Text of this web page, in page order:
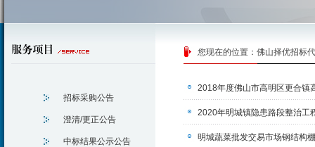
2018年度佛山市高明区更合镇
2020年明城镇隐患路段整治工
明城蔬菜批发交易市场钢结构
您现在的位置： 佛山择优招标
招标采购公告
澄清/更正公告
中标结果公示公告